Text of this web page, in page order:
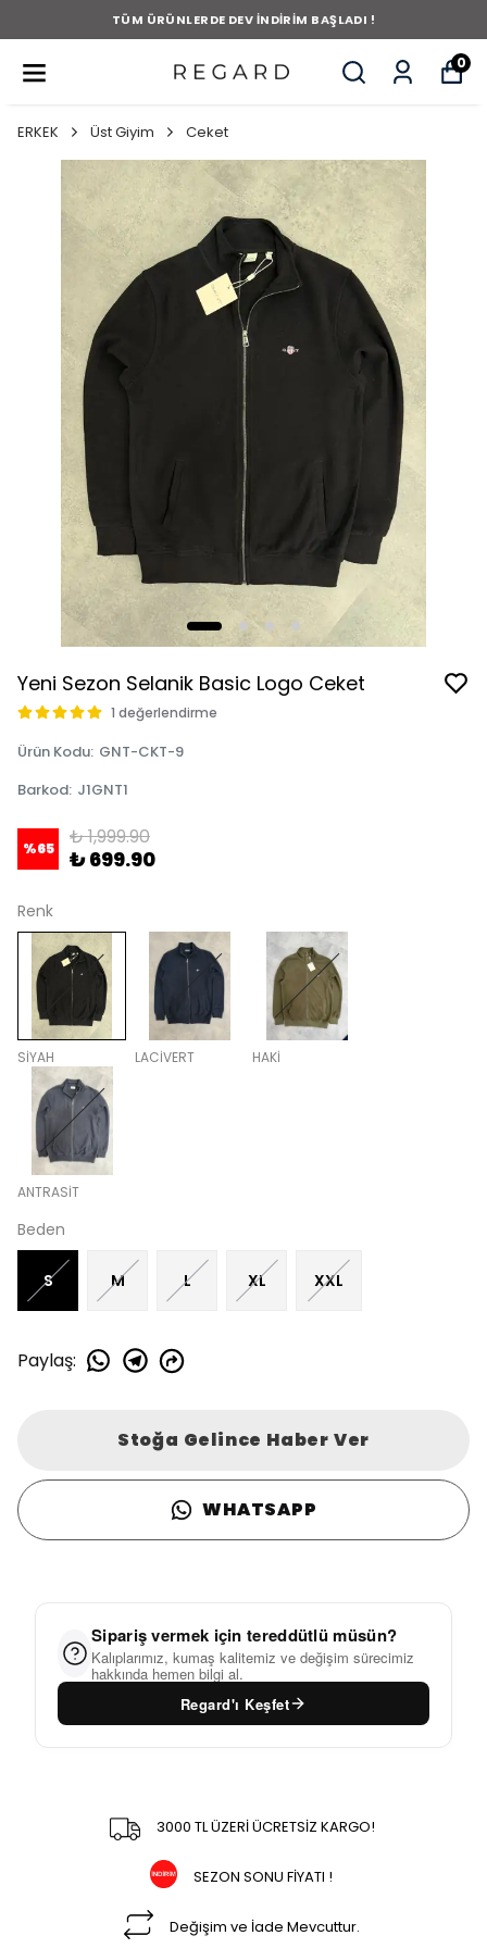
TÜM ÜRÜNLERDE DEV İNDİRİM BAŞLADI !
0
ERKEK Üst Giyim Ceket
Yeni Sezon Selanik Basic Logo Ceket
1 değerlendirme
Ürün Kodu: GNT-CKT-9
Barkod: J1GNT1
%65 ₺ 1,999.90
₺ 699.90
Renk
SİYAH LACİVERT HAKİ
ANTRASİT
Beden
S M L XL XXL
Paylaş:
Stoğa Gelince Haber Ver
WHATSAPP
Sipariş vermek için tereddütlü müsün?
Kalıplarımız, kumaş kalitemiz ve değişim sürecimiz
hakkında hemen bilgi al.
Regard'ı Keşfet
3000 TL ÜZERİ ÜCRETSİZ KARGO!
SEZON SONU FİYATI !
Değişim ve İade Mevcuttur.